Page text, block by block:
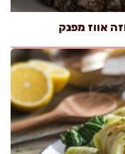
אווז מפנק